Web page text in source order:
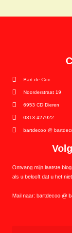
Ontvang mijn laatste
als u belooft dat u het
Mail naar: bartdecoo @
Bart de Coo
Noorderstraat 19
6953 CD Dieren
0313-427922
bartdecoo @